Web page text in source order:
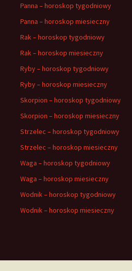
Panna – horoskop tygodniowy
Panna – horoskop miesieczny
Rak – horoskop tygodniowy
Rak – horoskop miesieczny
Ryby – horoskop tygodniowy
Ryby – horoskop miesieczny
Skorpion – horoskop tygodniowy
Skorpion – horoskop miesieczny
Strzelec – horoskop tygodniowy
Strzelec – horoskop miesieczny
Waga – horoskop tygodniowy
Waga – horoskop miesieczny
Wodnik – horoskop tygodniowy
Wodnik – horoskop miesieczny